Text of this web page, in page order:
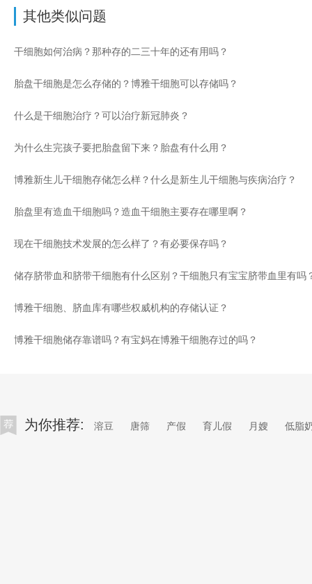
其他类似问题
干细胞如何治病？那种存的二三十年的还有用吗？
胎盘干细胞是怎么存储的？博雅干细胞可以存储吗？
什么是干细胞治疗？可以治疗新冠肺炎？
为什么生完孩子要把胎盘留下来？胎盘有什么用？
博雅新生儿干细胞存储怎么样？什么是新生儿干细胞与疾病治疗？
胎盘里有造血干细胞吗？造血干细胞主要存在哪里啊？
现在干细胞技术发展的怎么样了？有必要保存吗？
储存脐带血和脐带干细胞有什么区别？干细胞只有宝宝脐带血里有吗
博雅干细胞、脐血库有哪些权威机构的存储认证？
博雅干细胞储存靠谱吗？有宝妈在博雅干细胞存过的吗？
为你推荐: 溶豆 唐筛 产假 育儿假 月嫂 低脂